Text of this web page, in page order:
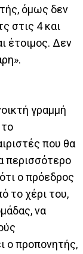
όμως δεν
στις 4 και
έτοιμος. Δεν
γραμμή
που θα
περισσότερο
ο πρόεδρος
το χέρι του,
να
ο προπονητής,